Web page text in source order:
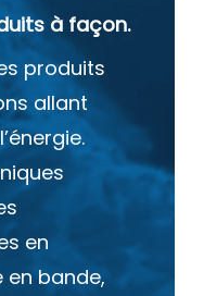
à façon.
produits
allant
en
en bande,